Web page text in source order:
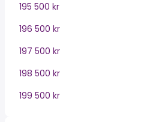
195 500 kr
196 500 kr
197 500 kr
198 500 kr
199 500 kr